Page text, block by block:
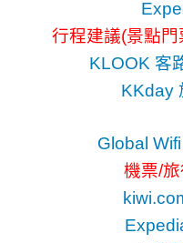
行程建議(景點
KLOOK 客
KKday
Global
機票/